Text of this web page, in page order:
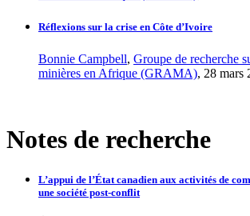
Réflexions sur la crise en Côte d’Ivoire
Bonnie Campbell, Groupe de recherche
minières en Afrique (GRAMA), 28 mars
Notes de recherche
L’appui de l’État canadien aux activités de
une société post-conflit